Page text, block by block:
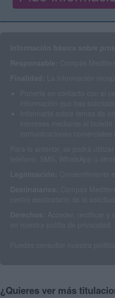
¿Quieres ver más